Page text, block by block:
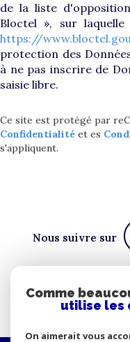
de la liste
Bloctel », sur
https://
protection des
à ne pas inscrire de
saisie libre.
Ce site est protégé par
Confidentialité et es
s'appliquent.
Nous suivre sur
Comme
utilise les
On aimerait vous